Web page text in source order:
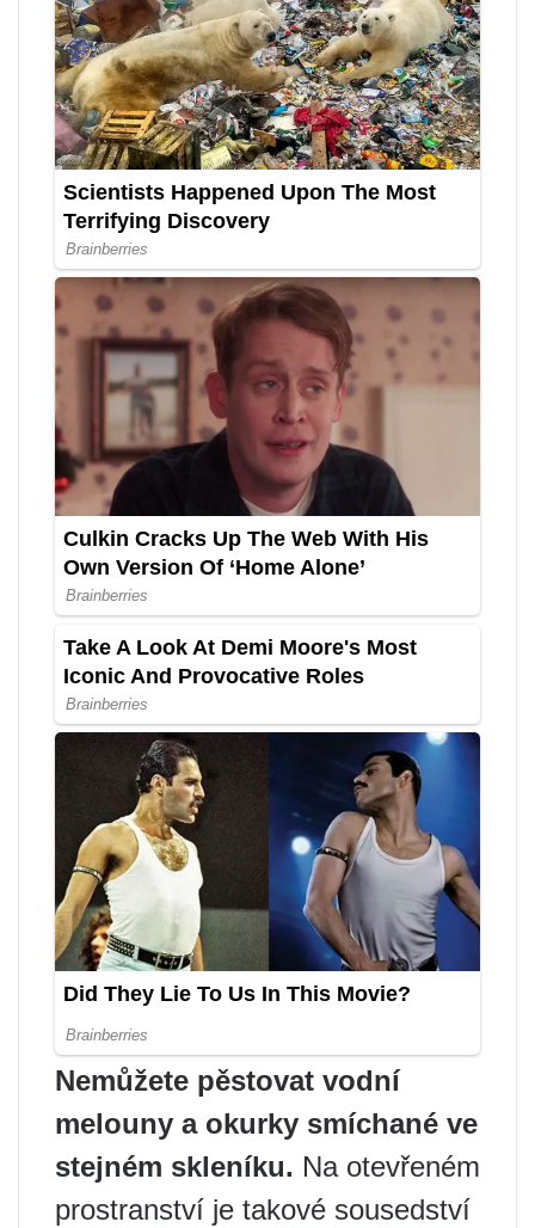
Nemůžete pěstovat vodní
melouny a okurky smíchané ve
stejném skleníku. Na otevřeném
prostranství je takové sousedství